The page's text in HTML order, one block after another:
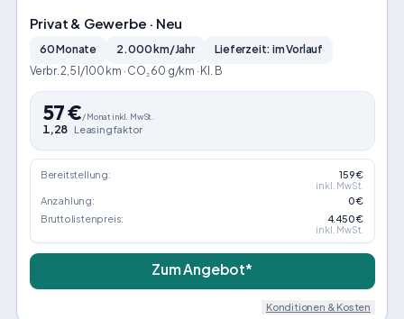
Privat & Gewerbe · Neu
60 Monate 2.000 km/Jahr
Lieferzeit: im Vorlauf
Verbr. 2,5 l/100 km · CO₂ 60 g/km · Kl. B
57€/Monat inkl. MwSt.
1,28 Leasingfaktor
Bereitstellung: 159 €
inkl. MwSt.
Anzahlung:
0 €
Bruttolistenpreis:
4.450 €
inkl. MwSt.
Zum Angebot*
Konditionen & Kosten